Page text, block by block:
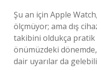
Şu an için Apple
ölçmüyor; ama dış
takibini oldukça pratik
önümüzdeki
dair uyarılar da